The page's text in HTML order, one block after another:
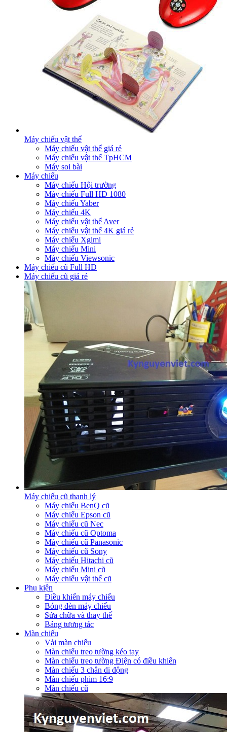
Máy chiếu vật thể
Máy chiếu vật thể giá rẻ
Máy chiếu vật thể TpHCM
Máy soi bài
Máy chiếu
Máy chiếu Hội trường
Máy chiếu Full HD 1080
Máy chiếu Yaber
Máy chiếu 4K
Máy chiếu vật thể Aver
Máy chiếu vật thể 4K giá rẻ
Máy chiếu Xgimi
Máy chiếu Mini
Máy chiếu Viewsonic
Máy chiếu cũ Full HD
Máy chiếu cũ giá rẻ
Máy chiếu cũ thanh lý
Máy chiếu BenQ cũ
Máy chiếu Epson cũ
Máy chiếu cũ Nec
Máy chiếu cũ Optoma
Máy chiếu cũ Panasonic
Máy chiếu cũ Sony
Máy chiếu Hitachi cũ
Máy chiếu Mini cũ
Máy chiếu vật thể cũ
Phụ kiện
Điều khiển máy chiếu
Bóng đèn máy chiếu
Sửa chữa và thay thế
Bảng tương tác
Màn chiếu
Vải màn chiếu
Màn chiếu treo tường kéo tay
Màn chiếu treo tường Điện có điều khiển
Màn chiếu 3 chân di động
Màn chiếu phim 16:9
Màn chiếu cũ